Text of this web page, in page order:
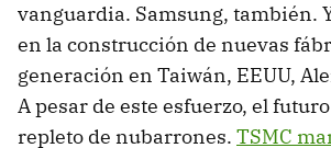
vanguardia. Samsung, también.
en la construcción de nuevas
generación en Taiwán, EEUU,
A pesar de este esfuerzo, el
repleto de nubarrones. TSMC